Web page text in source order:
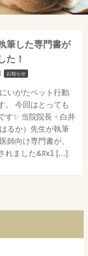
筆した専門書が
た！
お知らせ
いがたペット行動
。 今回はとっても
す✨ 当院院長・白井
るか）先生が執筆
師向け専門書が、
れました&#x1 […]